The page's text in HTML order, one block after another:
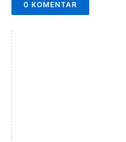
0 KOMENTAR